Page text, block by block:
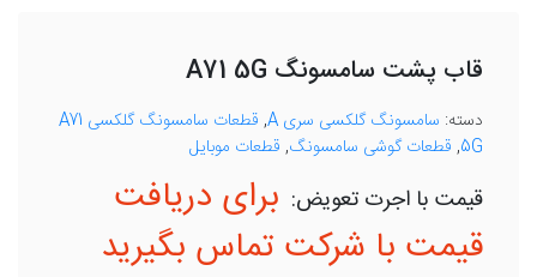
قاب پشت سامسونگ A71 5G
دسته: سامسونگ گلکسی سری A ,
قطعات سامسونگ گلکسی A71
5G
, قطعات گوشی سامسونگ, قطعات موبایل
برای دریافت
قیمت با شرکت تماس بگیرید